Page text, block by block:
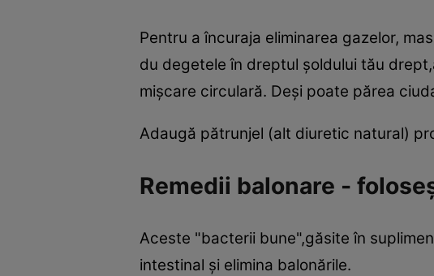
Pentru a încuraja eliminarea gazelor,
du degetele în dreptul şoldului tău
mişcare circulară. Deşi poate părea
Adaugă pătrunjel (alt diuretic natural)
Remedii balonare -
Aceste "bacterii bune",găsite în
intestinal şi elimina balonările.